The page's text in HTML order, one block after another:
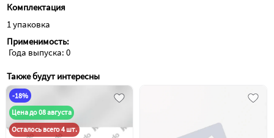
Комплектация
1 упаковка
Применимость:
Года выпуска: 0
Также будут интересны
-18%
Цена до 08 августа
Осталось всего 4 шт.